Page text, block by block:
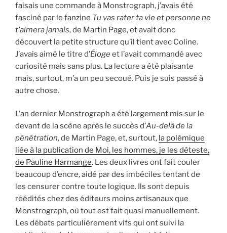
faisais une commande à Monstrograph, j’avais été
fasciné par le fanzine Tu vas rater ta vie et personne ne
t’aimera jamais, de Martin Page, et avait donc
découvert la petite structure qu’il tient avec Coline.
J’avais aimé le titre d’Élogeet l’avait commandé avec
curiosité mais sans plus. La lecture a été plaisante
mais, surtout, m’a un peu secoué. Puis je suis passé à
autre chose.
L’an dernier Monstrograph a été largement mis sur le
devant de la scène après le succès d’Au-delàde la
pénétration, de Martin Page, et, surtout, la polémique
liée à la publication de Moi, les hommes, je les déteste,
de Pauline Harmange. Les deux livres ont fait couler
beaucoup d’encre, aidé par des imbéciles tentant de
les censurer contre toute logique. Ils sont depuis
réédités chez des éditeurs moins artisanaux que
Monstrograph, où tout est fait quasi manuellement.
Les débats particulièrement vifs qui ont suivi la